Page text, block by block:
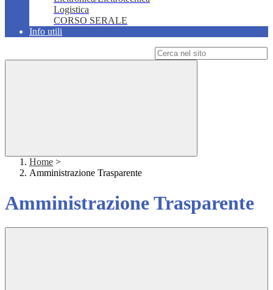
Logistica
CORSO SERALE
Info utili
Home >
Amministrazione Trasparente
Amministrazione Trasparente